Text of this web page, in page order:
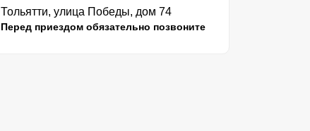
Тольятти, улица Победы, дом 74
Перед приездом обязательно позвоните